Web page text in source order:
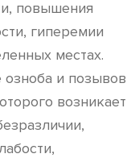
повышения
гиперемии
местах.
озноба и позывов
возникает